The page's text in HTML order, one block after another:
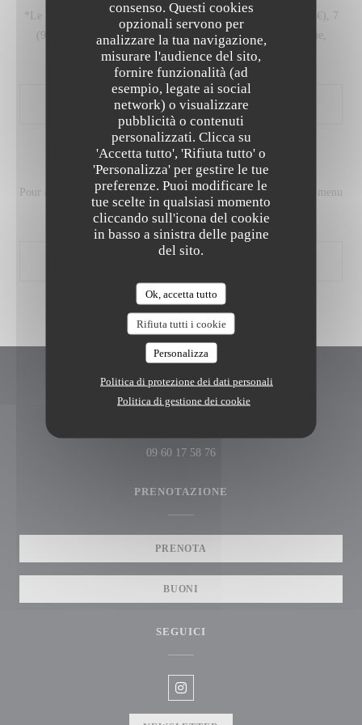
consenso. Questi cookies
opzionali servono per
analizzare la tua navigazione,
misurare l'audience del sito,
fornire funzionalità (ad
esempio, legate ai social
network) o visualizzare
pubblicità o contenuti
personalizzati. Clicca su
'Accetta tutto', 'Rifiuta tutto' o
'Personalizza' per gestire le tue
preferenze. Puoi modificare le
tue scelte in qualsiasi momento
cliccando sull'icona del cookie
in basso a sinistra delle pagine
del sito.
Ok, accetta tutto
Rifiuta tutti i cookie
Personalizza
Politica di protezione dei dati personali
Politica di gestione dei cookie
*Le Soir (du Jeudi au Lundi) > Des menus Découverte en 5 (75€), 7
(95€) ou 8 (105€) services pour une expérience gastronomique,
franche, et audacieuse!
ACCORDS METS & VINS
Pour accompagner votre repas, un accord Mets et Vins adapté au menu
choisi.
Limpide
((apre una
09 60 17 58 76
PRENOTAZIONE
PRENOTA
BUONI
SEGUICI
Instagram ((apre una nuova
LIMPIDE